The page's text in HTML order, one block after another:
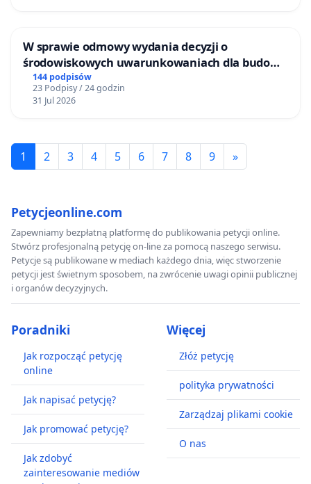
W sprawie odmowy wydania decyzji o
środowiskowych uwarunkowaniach dla budowy
zakładu wytwarzania biometanu „Krynki” w
Ostrowiu Południowym oraz ochrony
mieszkańców i Puszczy Knyszyńskiej
144 podpisów
23 Podpisy / 24 godzin
31 Jul 2026
1 2 3 4 5 6 7 8 9 »
Petycjeonline.com
Zapewniamy bezpłatną platformę do publikowania petycji online.
Stwórz profesjonalną petycję on-line za pomocą naszego serwisu.
Petycje są publikowane w mediach każdego dnia, więc stworzenie
petycji jest świetnym sposobem, na zwrócenie uwagi opinii publicznej
i organów decyzyjnych.
Poradniki
Jak rozpocząć petycję
online
Jak napisać petycję?
Jak promować petycję?
Jak zdobyć
zainteresowanie mediów
Więcej
Złóż petycję
polityka prywatności
Zarządzaj plikami cookie
O nas